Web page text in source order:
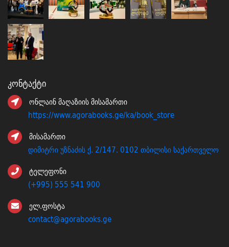
Კონტაქტი
ონლაინ მაღაზიის მისამართი
https://www.agorabooks.ge/ka/book_store
მისამართი
დიმიტრი უზნაძის ქ. 2/147. 0102 თბილისი საქართველო
ტელეფონი
(+995) 555 541 900
ელ.ფოსტა
contact@agorabooks.ge